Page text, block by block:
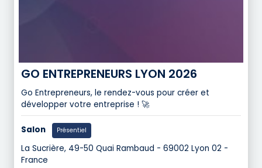
GO ENTREPRENEURS LYON 2026
Go Entrepreneurs, le rendez-vous pour créer et
développer votre entreprise ! 🚀
Salon Présentiel
La Sucrière, 49-50 Quai Rambaud - 69002 Lyon 02 -
France